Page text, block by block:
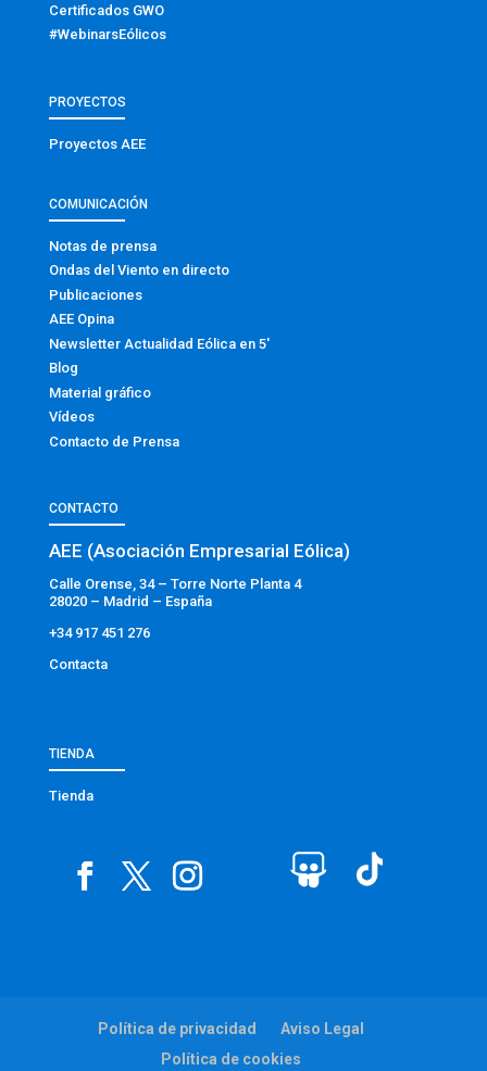
Certificados GWO
#WebinarsEólicos
PROYECTOS
Proyectos AEE
COMUNICACIÓN
Notas de prensa
Ondas del Viento en directo
Publicaciones
AEE Opina
Newsletter Actualidad Eólica en 5′
Blog
Material gráfico
Vídeos
Contacto de Prensa
CONTACTO
AEE (Asociación Empresarial Eólica)
Calle Orense, 34 – Torre Norte Planta 4
28020 – Madrid – España
+34 917 451 276
Contacta
TIENDA
Tienda
Política de privacidad
Aviso Legal
Política de cookies